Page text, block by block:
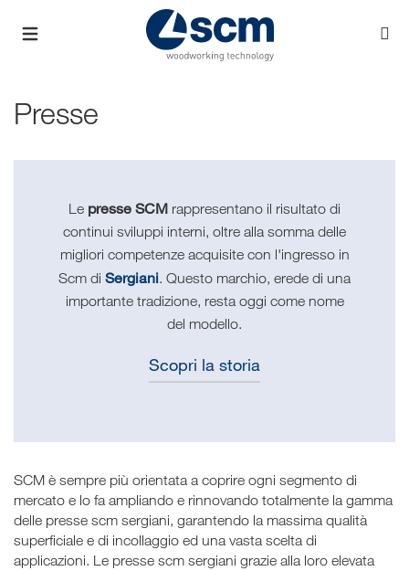
Presse
Le presse SCM rappresentano il risultato di
continui sviluppi interni, oltre alla somma delle
migliori competenze acquisite con l'ingresso in
Scm di Sergiani. Questo marchio, erede di una
importante tradizione, resta oggi come nome
del modello.
Scopri la storia
SCM è sempre più orientata a coprire ogni segmento di
mercato e lo fa ampliando e rinnovando totalmente la gamma
delle presse scm sergiani, garantendo la massima qualità
superficiale e di incollaggio ed una vasta scelta di
applicazioni. Le presse scm sergiani grazie alla loro elevata